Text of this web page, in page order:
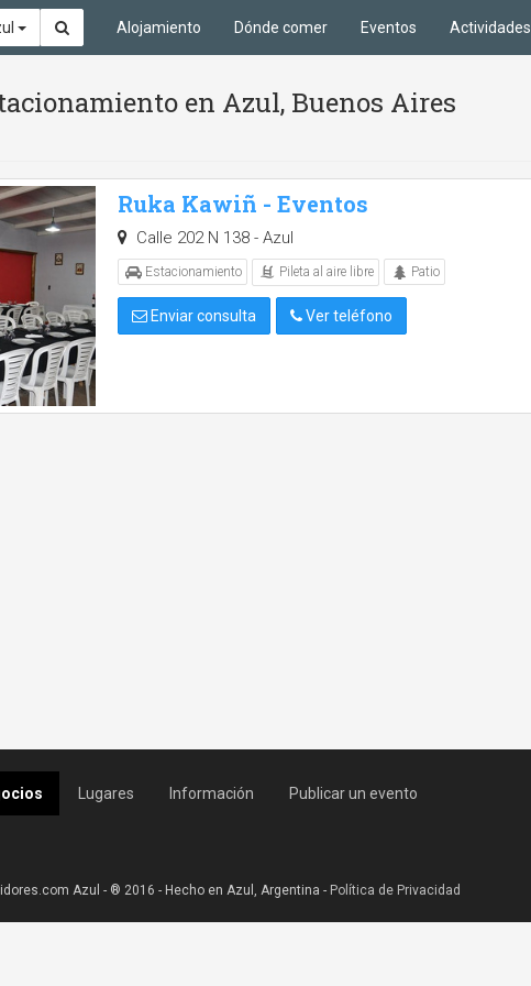
Alojamiento Dónde comer Eventos Actividades
en Azul, Buenos Aires
Ruka Kawiñ - Eventos
Calle 202 N 138 - Azul
Estacionamiento Pileta al aire libre Patio
Enviar consulta Ver teléfono
Lugares Información Publicar un evento
Azul - ® 2016 - Hecho en Azul, Argentina - Política de Privacidad